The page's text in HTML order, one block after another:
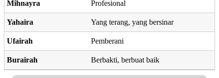
Mihnayra Profesional
Yahaira Yang terang, yang bersinar
Ufairah Pemberani
Burairah Berbakti, berbuat baik